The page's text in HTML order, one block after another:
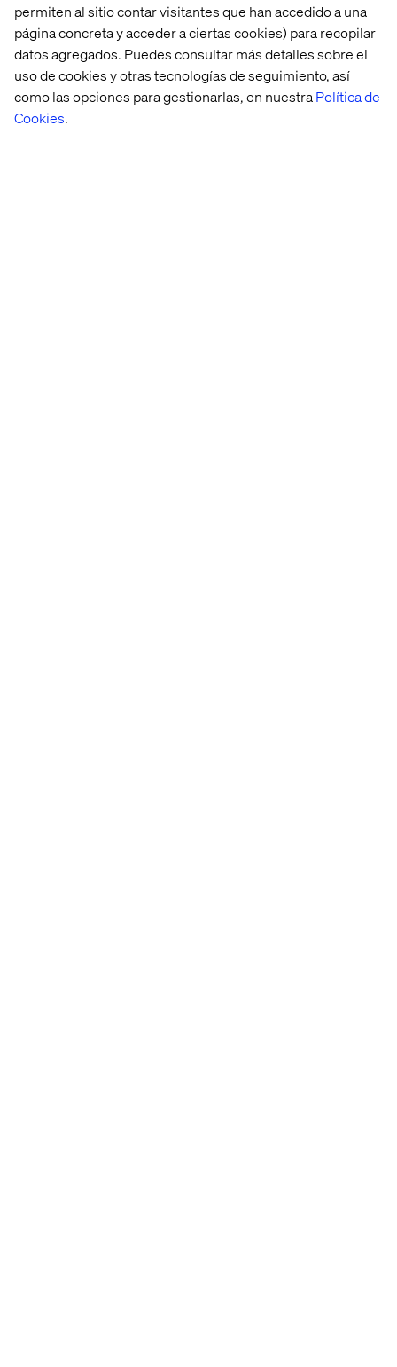
permiten al sitio contar visitantes que han accedido a una
página concreta y acceder a ciertas cookies) para recopilar
datos agregados. Puedes consultar más detalles sobre el
uso de cookies y otras tecnologías de seguimiento, así
como las opciones para gestionarlas, en nuestraPolítica de
Cookies.